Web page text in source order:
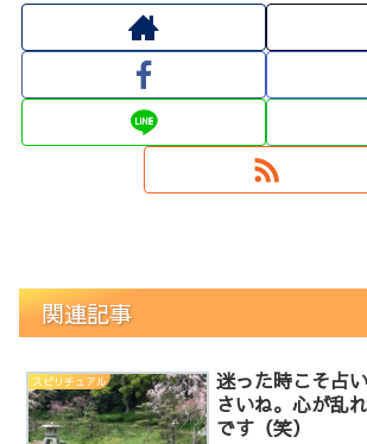
関連記事
スピリチュアル
迷った時こそ占
さいね。心が乱
です（笑）